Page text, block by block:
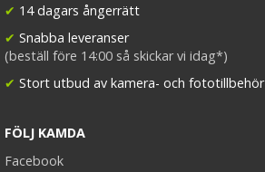
✔ 14 dagars ångerrätt
✔ Snabba leveranser
(beställ före 14:00 så skickar vi idag*)
✔ Stort utbud av kamera- och fototillbehör
FÖLJ KAMDA
Facebook